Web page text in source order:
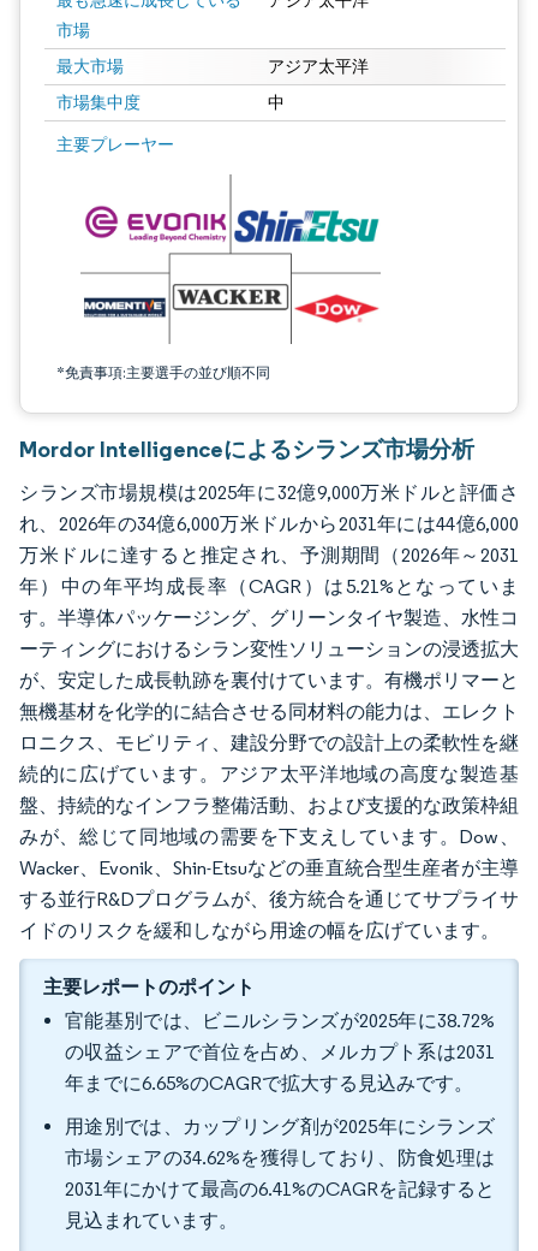
市場
最大市場 アジア太平洋
市場集中度 中
主要プレーヤー
*免責事項:主要選手の並び順不同
画像 © Mordor Intelligence。再利用にはCC BY 4.0の表示が必要です。
Mordor Intelligenceによるシランズ市場分析
シランズ市場規模は2025年に32億9,000万米ドルと評価さ
れ、2026年の34億6,000万米ドルから2031年には44億6,000
万米ドルに達すると推定され、予測期間（2026年～2031
年）中の年平均成長率（CAGR）は5.21%となっていま
す。半導体パッケージング、グリーンタイヤ製造、水性コ
ーティングにおけるシラン変性ソリューションの浸透拡大
が、安定した成長軌跡を裏付けています。有機ポリマーと
無機基材を化学的に結合させる同材料の能力は、エレクト
ロニクス、モビリティ、建設分野での設計上の柔軟性を継
続的に広げています。アジア太平洋地域の高度な製造基
盤、持続的なインフラ整備活動、および支援的な政策枠組
みが、総じて同地域の需要を下支えしています。Dow、
Wacker、Evonik、Shin-Etsuなどの垂直統合型生産者が主導
する並行R&Dプログラムが、後方統合を通じてサプライサ
イドのリスクを緩和しながら用途の幅を広げています。
主要レポートのポイント
官能基別では、ビニルシランズが2025年に38.72%
の収益シェアで首位を占め、メルカプト系は2031
年までに6.65%のCAGRで拡大する見込みです。
用途別では、カップリング剤が2025年にシランズ
市場シェアの34.62%を獲得しており、防食処理は
2031年にかけて最高の6.41%のCAGRを記録すると
見込まれています。